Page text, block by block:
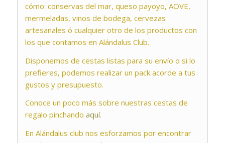
cómo: conservas del mar, queso payoyo, AOVE,
mermeladas, vinos de bodega, cervezas
artesanales ó cualquier otro de los productos con
los que contamos en Alándalus Club.
Disponemos de cestas listas para su envío o si lo
prefieres, podemos realizar un pack acorde a tus
gustos y presupuesto.
Conoce un poco más sobre nuestras cestas de
regalo pinchando aquí.
En Alándalus club nos esforzamos por encontrar